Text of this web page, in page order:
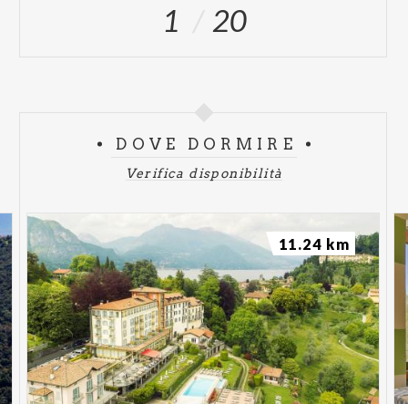
1 20
DOVE DORMIRE
Verifica disponibilità
11.24 km